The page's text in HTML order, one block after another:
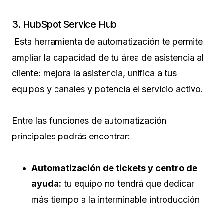
3. HubSpot Service Hub
Esta herramienta de automatización te permite
ampliar la capacidad de tu área de asistencia al
cliente: mejora la asistencia, unifica a tus
equipos y canales y potencia el servicio activo.
Entre las funciones de automatización
principales podrás encontrar:
Automatización de tickets y centro de
ayuda: tu equipo no tendrá que dedicar
más tiempo a la interminable introducción